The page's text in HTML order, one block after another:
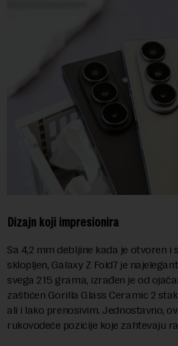
Dizajn koji impresionira
Sa 4,2 mm debljine kada je otvoren i
sklopljen, Galaxy Z Fold7 je
svega 215 grama, izrađen je od
zaštićen Gorilla Glass Ceramic 2
ali i lako prenosivim. Jednostavno,
rukovodeće pozicije koje zahtevaju